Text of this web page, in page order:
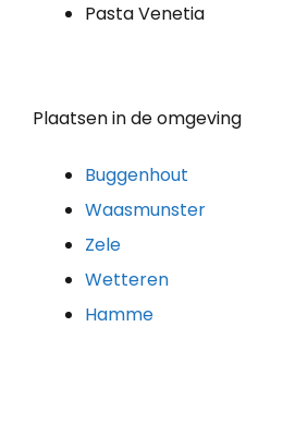
Pasta Venetia
Plaatsen in de omgeving
Buggenhout
Waasmunster
Zele
Wetteren
Hamme